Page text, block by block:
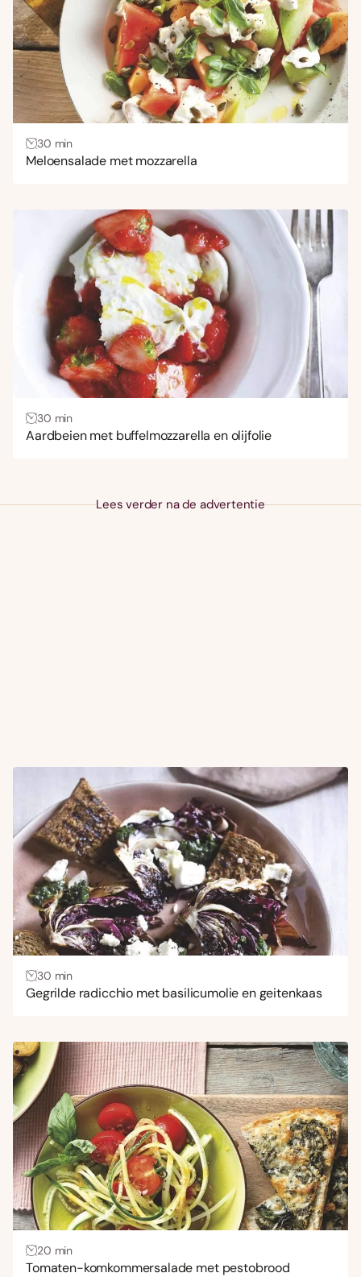
30 min
Meloensalade met mozzarella
30 min
Aardbeien met buffelmozzarella en olijfolie
Lees verder na de advertentie
30 min
Gegrilde radicchio met basilicumolie en geitenkaas
20 min
Tomaten-komkommersalade met pestobrood